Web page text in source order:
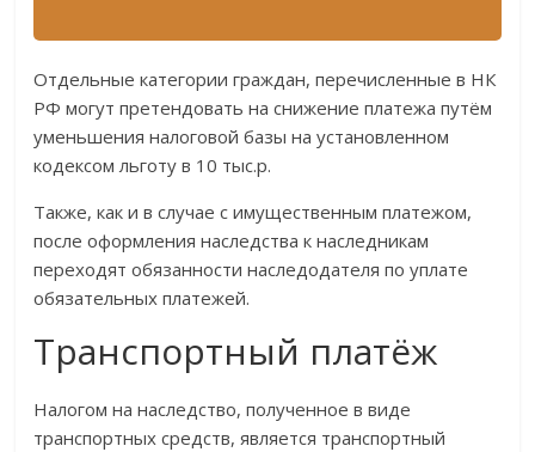
Отдельные категории граждан, перечисленные в НК
РФ могут претендовать на снижение платежа путём
уменьшения налоговой базы на установленном
кодексом льготу в 10 тыс.р.
Также, как и в случае с имущественным платежом,
после оформления наследства к наследникам
переходят обязанности наследодателя по уплате
обязательных платежей.
Транспортный платёж
Налогом на наследство, полученное в виде
транспортных средств, является транспортный